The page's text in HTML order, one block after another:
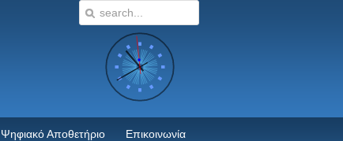
Ψηφιακό Αποθετήριο Επικοινωνία